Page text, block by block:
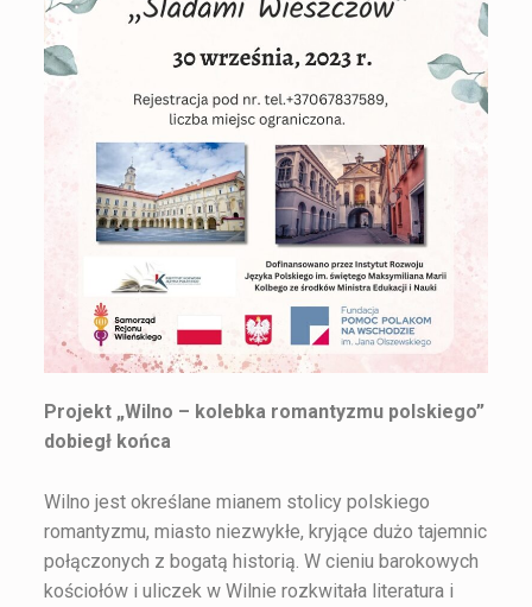
Projekt „Wilno – kolebka romantyzmu polskiego”
dobiegł końca
Wilno jest określane mianem stolicy polskiego
romantyzmu, miasto niezwykłe, kryjące dużo tajemnic
połączonych z bogatą historią. W cieniu barokowych
kościołów i uliczek w Wilnie rozkwitała literatura i